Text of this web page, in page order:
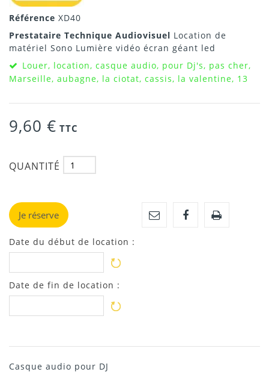
Référence XD40
Prestataire Technique Audiovisuel Location de
matériel Sono Lumière vidéo écran géant led
Louer, location, casque audio, pour Dj's, pas cher,
Marseille, aubagne, la ciotat, cassis, la valentine, 13
9,60 € TTC
QUANTITÉ
Je réserve
Date du début de location :
Date de fin de location :
Casque audio pour DJ